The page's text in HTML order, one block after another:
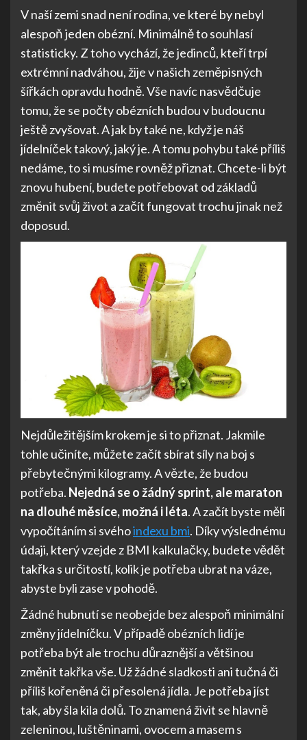
V naší zemi snad není rodina, ve které by nebyl
alespoň jeden obézní. Minimálně to souhlasí
statisticky. Z toho vychází, že jedinců, kteří trpí
extrémní nadváhou, žije v našich zeměpisných
šířkách opravdu hodně. Vše navíc nasvědčuje
tomu, že se počty obézních budou v budoucnu
ještě zvyšovat. A jak by také ne, když je náš
jídelníček takový, jaký je. A tomu pohybu také příliš
nedáme, to si musíme rovněž přiznat. Chcete-li být
znovu hubení, budete potřebovat od základů
změnit svůj život a začít fungovat trochu jinak než
doposud.
Nejdůležitějším krokem je si to přiznat. Jakmile
tohle učiníte, můžete začít sbírat síly na boj s
přebytečnými kilogramy. A vězte, že budou
potřeba. Nejedná se o žádný sprint, ale maraton
na dlouhé měsíce, možná i léta. A začít byste měli
vypočítáním si svéhoindexu bmi. Díky výslednému
údaji, který vzejde z BMI kalkulačky, budete vědět
takřka s určitostí, kolik je potřeba ubrat na váze,
abyste byli zase v pohodě.
Žádné hubnutí se neobejde bez alespoň minimální
změny jídelníčku. V případě obézních lidí je
potřeba být ale trochu důraznější a většinou
změnit takřka vše. Už žádné sladkosti ani tučná či
příliš kořeněná či přesolená jídla. Je potřeba jíst
tak, aby šla kila dolů. To znamená živit se hlavně
zeleninou, luštěninami, ovocem a masem s